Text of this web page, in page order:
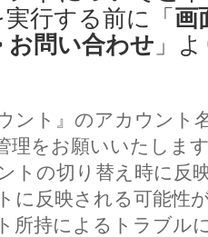
行する前に「 画
お問い合わせ 」
ント』のアカウント
理をお願いいたしま
トの切り替え時に反
に反映される可能性
所持によるトラブル